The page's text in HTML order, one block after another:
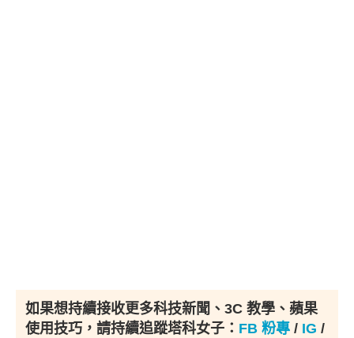
如果想持續接收更多科技新聞、3C 教學、蘋果
使用技巧，請持續追蹤塔科女子： FB 粉專 / IG /